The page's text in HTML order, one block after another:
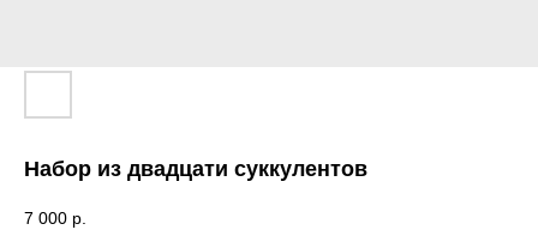
Набор из двадцати суккулентов
7 000 р.